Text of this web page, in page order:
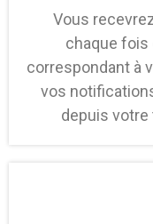
Vous
chaque fois
correspondant à
vos
depuis votre